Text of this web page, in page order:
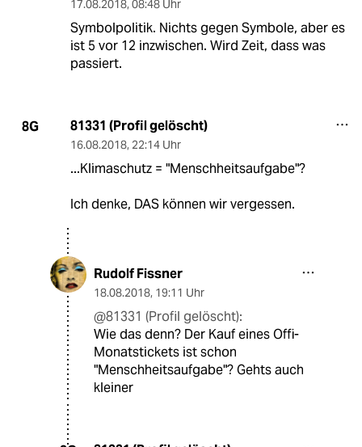
17.08.2018, 08:48 Uhr
Symbolpolitik. Nichts gegen Symbole, aber es
ist 5 vor 12 inzwischen. Wird Zeit, dass was
passiert.
8G 81331 (Profil gelöscht)
16.08.2018, 22:14 Uhr
...Klimaschutz = "Menschheitsaufgabe"?
Ich denke, DAS können wir vergessen.
Rudolf Fissner
18.08.2018, 19:11 Uhr
@81331 (Profil gelöscht):
Wie das denn? Der Kauf eines Offi-
Monatstickets ist schon
"Menschheitsaufgabe"? Gehts auch
kleiner